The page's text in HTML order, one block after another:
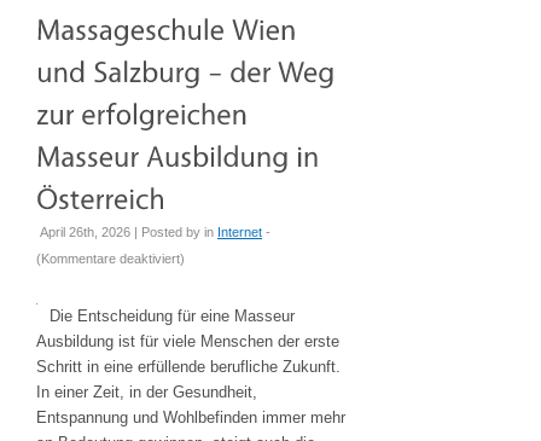
unvergesslich
April 26th, 2026 | Posted by in Internet -
(Kommentare deaktiviertfür
Wien
und
Salzburg
–
der
)
Die Entscheidung für eine Masseur
Ausbildung ist für viele Menschen der erste
Schritt in eine erfüllende berufliche Zukunft.
In einer Zeit, in der Gesundheit,
Entspannung und Wohlbefinden immer mehr